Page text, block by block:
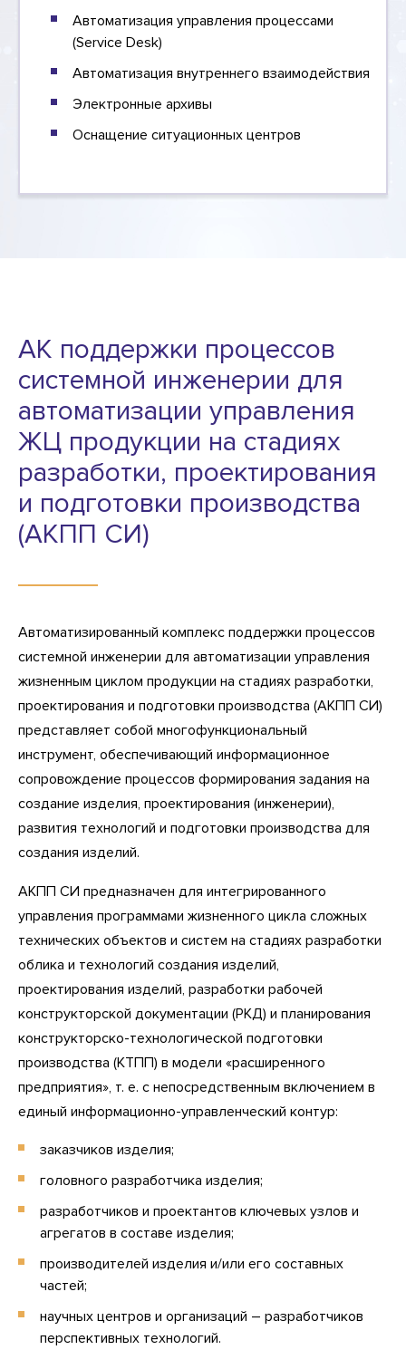
Автоматизация управления процессами
(Service Desk)
Автоматизация внутреннего взаимодействия
Электронные архивы
Оснащение ситуационных центров
АК поддержки процессов
системной инженерии для
автоматизации управления
ЖЦ продукции на стадиях
разработки, проектирования
и подготовки производства
(АКПП СИ)
Автоматизированный комплекс поддержки процессов
системной инженерии для автоматизации управления
жизненным циклом продукции на стадиях разработки,
проектирования и подготовки производства (АКПП СИ)
представляет собой многофункциональный
инструмент, обеспечивающий информационное
сопровождение процессов формирования задания на
создание изделия, проектирования (инженерии),
развития технологий и подготовки производства для
создания изделий.
АКПП СИ предназначен для интегрированного
управления программами жизненного цикла сложных
технических объектов и систем на стадиях разработки
облика и технологий создания изделий,
проектирования изделий, разработки рабочей
конструкторской документации (РКД) и планирования
конструкторско-технологической подготовки
производства (КТПП) в модели «расширенного
предприятия», т. е. с непосредственным включением в
единый информационно-управленческий контур:
заказчиков изделия;
головного разработчика изделия;
разработчиков и проектантов ключевых узлов и
агрегатов в составе изделия;
производителей изделия и/или его составных
частей;
научных центров и организаций – разработчиков
перспективных технологий.